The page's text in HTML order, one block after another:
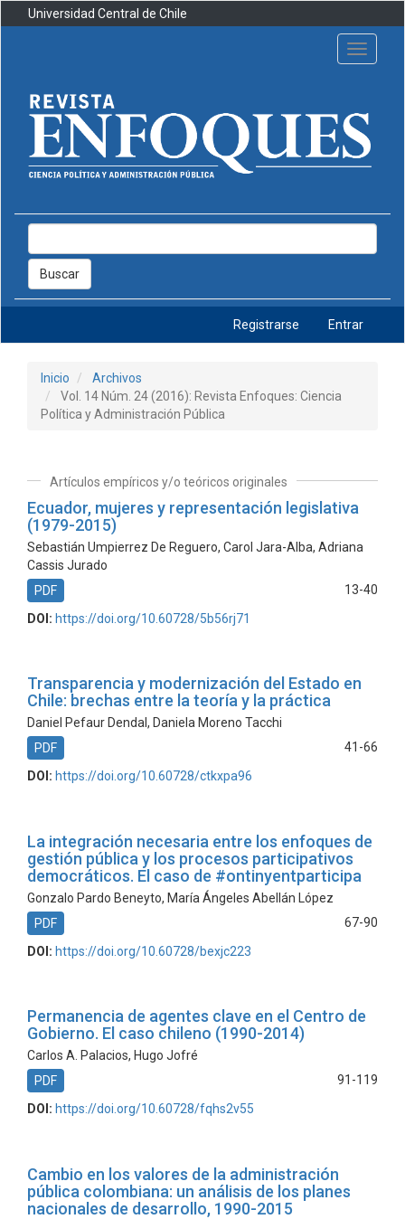
Navegación
principal
lateral
Universidad Central de Chile
Toggle
Buscar
Registrarse Entrar
Inicio
Archivos
Vol. 14 Núm. 24 (2016): Revista Enfoques: Ciencia
Política y Administración Pública
Artículos empíricos y/o teóricos originales
Ecuador, mujeres y representación legislativa
(1979-2015)
Sebastián Umpierrez De Reguero, Carol Jara-Alba, Adriana
Cassis Jurado
13-40
PDF
DOI: https://doi.org/10.60728/5b56rj71
Transparencia y modernización del Estado en
Chile: brechas entre la teoría y la práctica
Daniel Pefaur Dendal, Daniela Moreno Tacchi
41-66
PDF
DOI: https://doi.org/10.60728/ctkxpa96
La integración necesaria entre los enfoques de
gestión pública y los procesos participativos
democráticos. El caso de #ontinyentparticipa
Gonzalo Pardo Beneyto, María Ángeles Abellán López
67-90
PDF
DOI: https://doi.org/10.60728/bexjc223
Permanencia de agentes clave en el Centro de
Gobierno. El caso chileno (1990-2014)
Carlos A. Palacios, Hugo Jofré
91-119
PDF
DOI: https://doi.org/10.60728/fqhs2v55
Cambio en los valores de la administración
pública colombiana: un análisis de los planes
nacionales de desarrollo, 1990-2015